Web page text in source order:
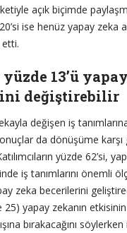
açık biçimde
ise henüz yapay zeka
etti.
13’ü
değiştirebilir
değişen iş
da dönüşüme
yüzde 62’si,
iş tanımlarını önemli
zeka becerilerini
25) yapay zekanın etkisinin
bırakacağını